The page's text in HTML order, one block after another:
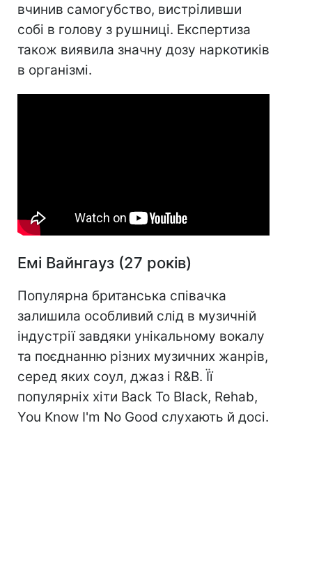
вчинив самогубство, вистріливши
собі в голову з рушниці. Експертиза
також виявила значну дозу наркотиків
в організмі.
Емі Вайнгауз (27 років)
Популярна британська співачка
залишила особливий слід в музичній
індустрії завдяки унікальному вокалу
та поєднанню різних музичних жанрів,
серед яких соул, джаз і R&B. Її
популярніх хіти Back To Black, Rehab,
You Know I'm No Good слухають й досі.